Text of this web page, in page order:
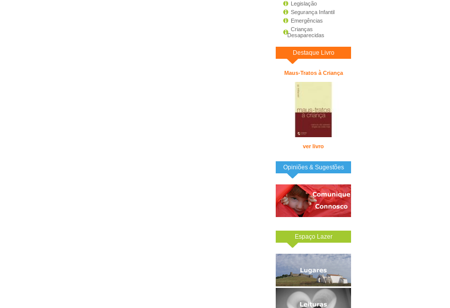
Legislação
Segurança Infantil
Emergências
Crianças
Desaparecidas
Destaque Livro
Maus-Tratos à Criança
ver livro
Opiniões & Sugestões
Espaço Lazer